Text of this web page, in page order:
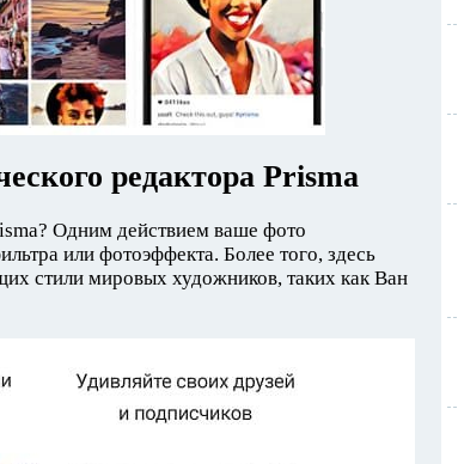
редактора Prisma
Одним действием ваше фото
или фотоэффекта. Более того, здесь
стили мировых художников, таких как Ван